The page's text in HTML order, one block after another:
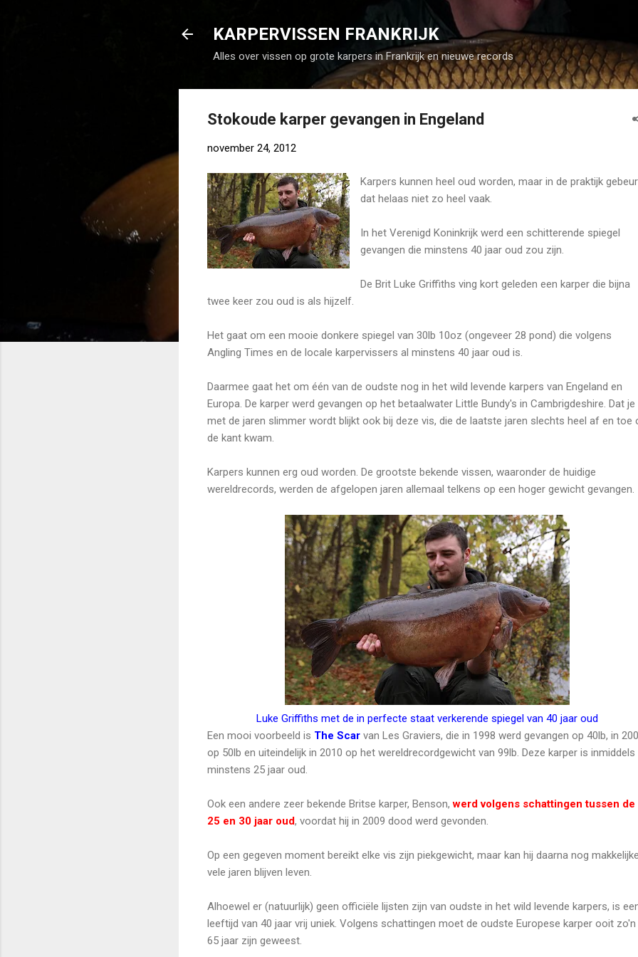
Doorgaan naar hoofdcontent
KARPERVISSEN FRANKRIJK
Alles over vissen op grote karpers in Frankrijk en nieuwe records
Stokoude karper gevangen in Engeland
november 24, 2012
Karpers kunnen heel oud worden, maar in de praktijk
dat helaas niet zo heel vaak.
In het Verenigd Koninkrijk werd een schitterende spiegel
gevangen die minstens 40 jaar oud zou zijn.
De Brit Luke Griffiths ving kort geleden een karper die bijna
twee keer zou oud is als hijzelf.
Het gaat om een mooie donkere spiegel van 30lb 10oz (ongeveer 28 pond) die volgens
Angling Times en de locale karpervissers al minstens 40 jaar oud is.
Daarmee gaat het om één van de oudste nog in het wild levende karpers van Engeland en
Europa. De karper werd gevangen op het betaalwater Little Bundy's in Cambrigdeshire. Dat je
met de jaren slimmer wordt blijkt ook bij deze vis, die de laatste jaren slechts heel af en toe
de kant kwam.
Karpers kunnen erg oud worden. De grootste bekende vissen, waaronder de huidige
wereldrecords, werden de afgelopen jaren allemaal telkens op een hoger gewicht gevangen.
Luke Griffiths met de in perfecte staat verkerende spiegel van 40 jaar oud
Een mooi voorbeeld is The Scar van Les Graviers, die in 1998 werd gevangen op 40lb, in
op 50lb en uiteindelijk in 2010 op het wereldrecordgewicht van 99lb. Deze karper is inmiddels
minstens 25 jaar oud.
Ook een andere zeer bekende Britse karper, Benson,werd volgens schattingen tussen de
25 en 30 jaar oud, voordat hij in 2009 dood werd gevonden.
Op een gegeven moment bereikt elke vis zijn piekgewicht, maar kan hij daarna nog
vele jaren blijven leven.
Alhoewel er (natuurlijk) geen officiële lijsten zijn van oudste in het wild levende karpers, is
leeftijd van 40 jaar vrij uniek. Volgens schattingen moet de oudste Europese karper ooit zo'n
65 jaar zijn geweest.